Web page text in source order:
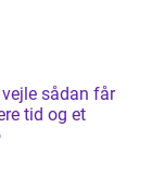
får
tid og et